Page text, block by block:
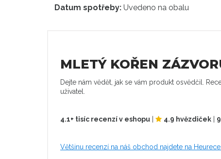
Datum spotřeby: Uvedeno na obalu
MLETÝ KOŘEN
Dejte nám vědět, jak se vám produkt osvědčil.
uživatel.
4.1+ tisíc recenzí v eshopu 4.9 hvězdiček
Většinu recenzí na náš obchod najdete na Heurece.